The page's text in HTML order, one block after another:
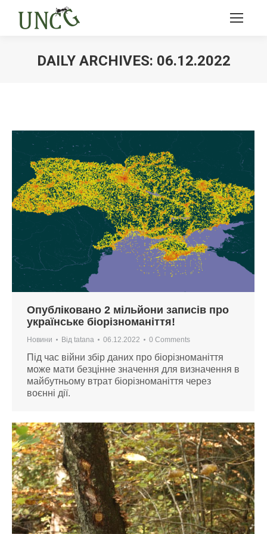
DAILY ARCHIVES: 06.12.2022
Опубліковано 2 мільйони записів про
українське біорізноманіття!
Новини Від tatana 06.12.2022 0 Comments
Під час війни збір даних про біорізноманіття
може мати безцінне значення для визначення в
майбутньому втрат біорізноманіття через
воєнні дії.